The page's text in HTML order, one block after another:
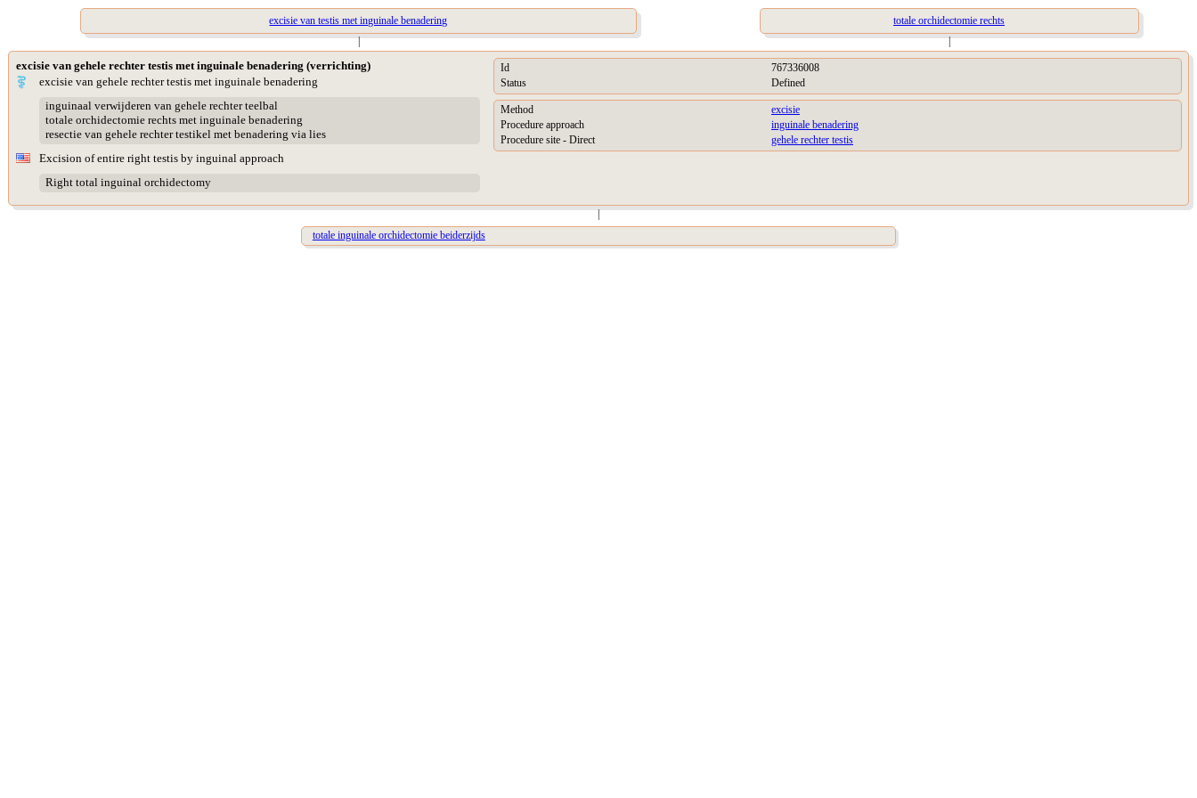
excisie van testis met inguinale benadering
totale orchidectomie rechts
|
|
excisie van gehele rechter testis met inguinale benadering (verrichting)
excisie van gehele rechter testis met inguinale benadering
inguinaal verwijderen van gehele rechter teelbal
totale orchidectomie rechts met inguinale benadering
resectie van gehele rechter testikel met benadering via lies
Excision of entire right testis by inguinal approach
Right total inguinal orchidectomy
Id
767336008
Status
Defined
Method
excisie
Procedure approach
inguinale benadering
Procedure site - Direct
gehele rechter testis
|
totale inguinale orchidectomie beiderzijds